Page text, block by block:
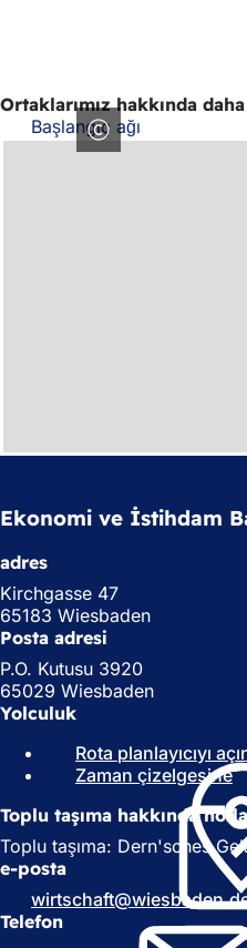
Ortaklarımız hakkında
Başlangıç ağı
Ekonomi ve İstihdam
adres
Kirchgasse 47
65183 Wiesbaden
Posta adresi
P.O. Kutusu 3920
65029 Wiesbaden
Yolculuk
Rota planlayıcıyı
Zaman çizelgesine(
Y
e
n
i
b
i
r
Toplu taşıma hakkında
Toplu taşıma: Dern'sches
e-posta
wirtschaft
wiesbaden
Telefon